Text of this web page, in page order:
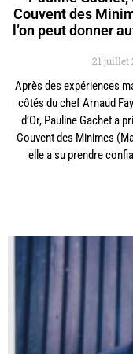
Couvent des
l’on peut donner
21 juillet
Après des expériences
côtés du chef Arnaud
d’Or, Pauline Gachet a
Couvent des Minimes
elle a su prendre